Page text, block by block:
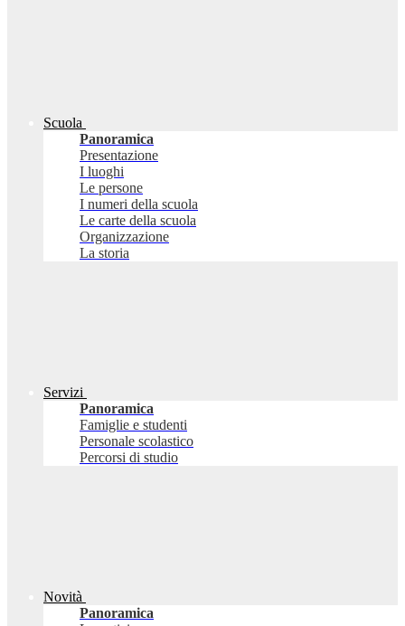
Scuola
Panoramica
Presentazione
I luoghi
Le persone
I numeri della scuola
Le carte della scuola
Organizzazione
La storia
Servizi
Panoramica
Famiglie e studenti
Personale scolastico
Percorsi di studio
Novità
Panoramica